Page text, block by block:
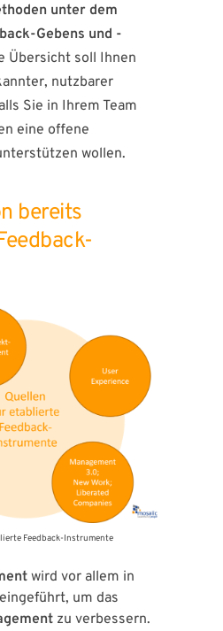
unter dem
Gebens und -
Übersicht soll Ihnen
nutzbarer
Sie in Ihrem Team
eine offene
wollen.
bereits
Feedback-Instrumente
wird vor allem in
um das
zu verbessern.